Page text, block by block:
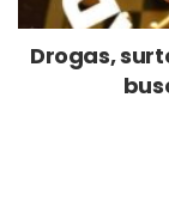
Drogas,